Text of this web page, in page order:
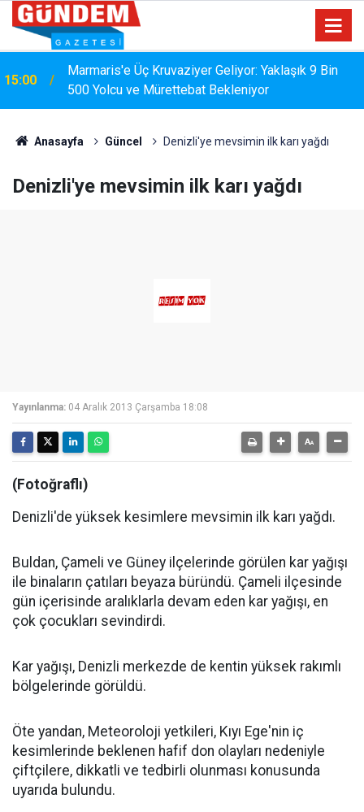
15:00
Marmaris'e Üç Kruvaziyer Geliyor: Yaklaşık 9 Bin
500 Yolcu ve Mürettebat Bekleniyor
Anasayfa Güncel Denizli'ye mevsimin ilk karı yağdı
Denizli'ye mevsimin ilk karı yağdı
Yayınlanma: 04 Aralık 2013 Çarşamba 18:08
(Fotoğraflı)
Denizli'de yüksek kesimlere mevsimin ilk karı yağdı.
Buldan, Çameli ve Güney ilçelerinde görülen kar yağışı
ile binaların çatıları beyaza büründü. Çameli ilçesinde
gün içerisinde aralıklarla devam eden kar yağışı, en
çok çocukları sevindirdi.
Kar yağışı, Denizli merkezde de kentin yüksek rakımlı
bölgelerinde görüldü.
Öte yandan, Meteoroloji yetkileri, Kıyı Ege'nin iç
kesimlerinde beklenen hafif don olayları nedeniyle
çiftçilere, dikkatli ve tedbirli olunması konusunda
uyarıda bulundu.